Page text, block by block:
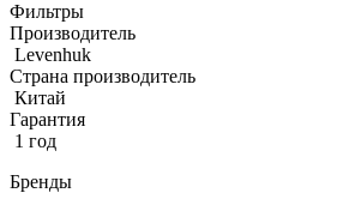
Фильтры
Производитель
Levenhuk
Страна производитель
Китай
Гарантия
1 год
Бренды